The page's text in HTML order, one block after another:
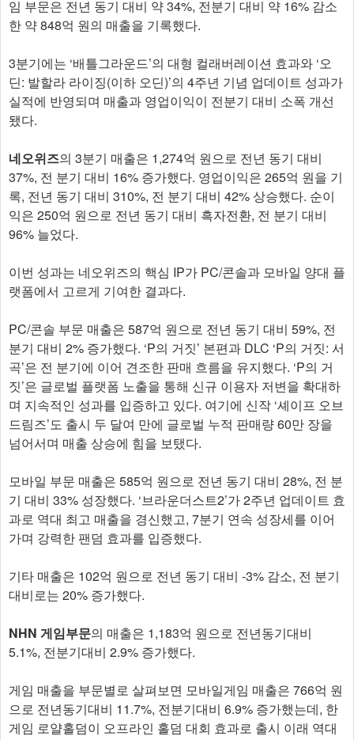
임 부문은 전년 동기 대비 약 34%, 전분기 대비 약 16% 감소
한 약 848억 원의 매출을 기록했다.
3분기에는 ‘배틀그라운드’의 대형 컬래버레이션 효과와 ‘오
딘: 발할라 라이징(이하 오딘)’의 4주년 기념 업데이트 성과가
실적에 반영되며 매출과 영업이익이 전분기 대비 소폭 개선
됐다.
네오위즈의 3분기 매출은 1,274억 원으로 전년 동기 대비
37%, 전 분기 대비 16% 증가했다. 영업이익은 265억 원을 기
록, 전년 동기 대비 310%, 전 분기 대비 42% 상승했다. 순이
익은 250억 원으로 전년 동기 대비 흑자전환, 전 분기 대비
96% 늘었다.
이번 성과는 네오위즈의 핵심 IP가 PC/콘솔과 모바일 양대 플
랫폼에서 고르게 기여한 결과다.
PC/콘솔 부문 매출은 587억 원으로 전년 동기 대비 59%, 전
분기 대비 2% 증가했다. ‘P의 거짓’ 본편과 DLC ‘P의 거짓: 서
곡’은 전 분기에 이어 견조한 판매 흐름을 유지했다. ‘P의 거
짓’은 글로벌 플랫폼 노출을 통해 신규 이용자 저변을 확대하
며 지속적인 성과를 입증하고 있다. 여기에 신작 ‘셰이프 오브
드림즈’도 출시 두 달여 만에 글로벌 누적 판매량 60만 장을
넘어서며 매출 상승에 힘을 보탰다.
모바일 부문 매출은 585억 원으로 전년 동기 대비 28%, 전 분
기 대비 33% 성장했다. ‘브라운더스트2’가 2주년 업데이트 효
과로 역대 최고 매출을 경신했고, 7분기 연속 성장세를 이어
가며 강력한 팬덤 효과를 입증했다.
기타 매출은 102억 원으로 전년 동기 대비 -3% 감소, 전 분기
대비로는 20% 증가했다.​
NHN 게임부문의 매출은 1,183억 원으로 전년동기대비
5.1%, 전분기대비 2.9% 증가했다.
게임 매출을 부문별로 살펴보면 모바일게임 매출은 766억 원
으로 전년동기대비 11.7%, 전분기대비 6.9% 증가했는데, 한
게임 로얄홀덤이 오프라인 홀덤 대회 효과로 출시 이래 역대